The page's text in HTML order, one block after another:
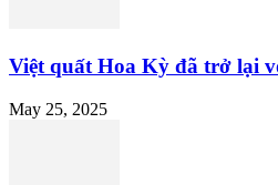
Việt quất Hoa Kỳ đã trở lại
May 25, 2025